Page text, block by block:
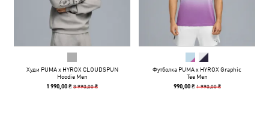
Худи PUMA x HYROX CLOUDSPUN
Hoodie Men
1 990,00 ₴3 990,00 ₴
Футболка PUMA x HYROX Graphic
Tee Men
990,00 ₴ 1 990,00 ₴